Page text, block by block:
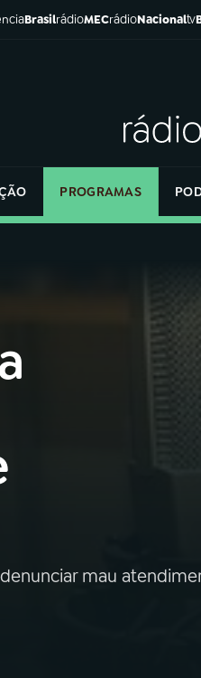
BrasilrádioMECrádioNacionaltv
PROGRAMAS
mau